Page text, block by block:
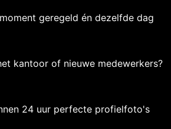
geregeld én dezelfde dag
kantoor of nieuwe medewerkers?
24 uur perfecte profielfoto's